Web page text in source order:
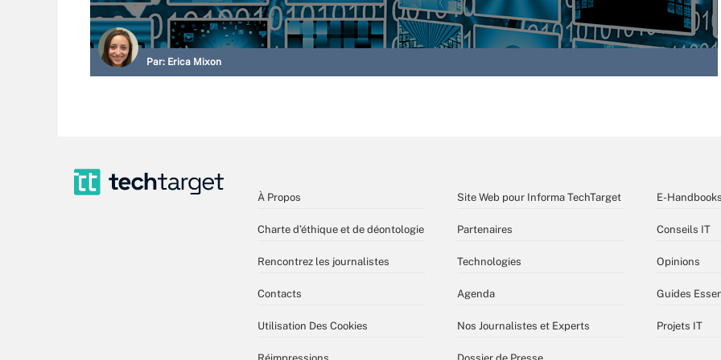
Par: Erica Mixon
À Propos
Charte d’éthique et de déontologie
Rencontrez les journalistes
Contacts
Utilisation Des Cookies
Site Web pour Informa TechTarget
Partenaires
Technologies
Agenda
Nos Journalistes et Experts
E-Handbooks
Conseils IT
Opinions
Guides
Projets IT